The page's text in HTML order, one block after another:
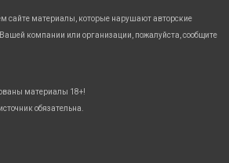
сайте материалы, которые нарушают авторские
компании или организации, пожалуйста, сообщите
материалы 18+!
обязательна.